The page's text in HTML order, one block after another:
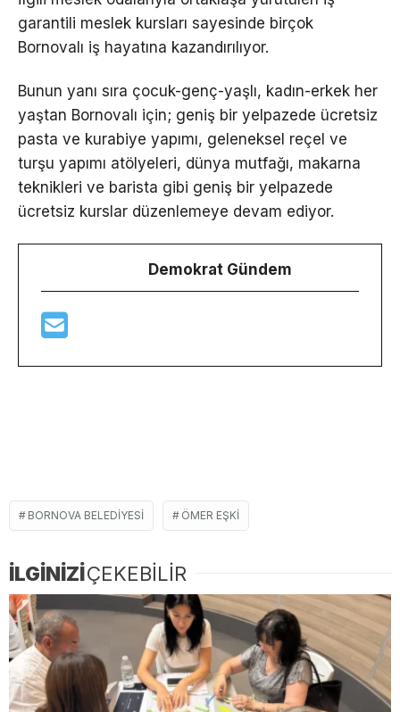
garantili meslek kursları sayesinde birçok
Bornovalı iş hayatına kazandırılıyor.
Bunun yanı sıra çocuk-genç-yaşlı, kadın-erkek her
yaştan Bornovalı için; geniş bir yelpazede ücretsiz
pasta ve kurabiye yapımı, geleneksel reçel ve
turşu yapımı atölyeleri, dünya mutfağı, makarna
teknikleri ve barista gibi geniş bir yelpazede
ücretsiz kurslar düzenlemeye devam ediyor.
Demokrat Gündem
BORNOVA BELEDIYESI ÖMER EŞKI
İLGİNİZİÇEKEBİLİR